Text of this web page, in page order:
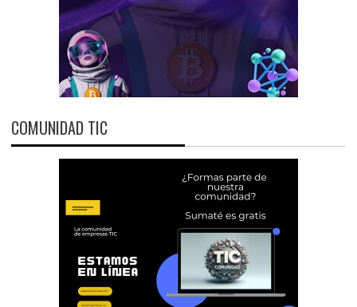
COMUNIDAD TIC